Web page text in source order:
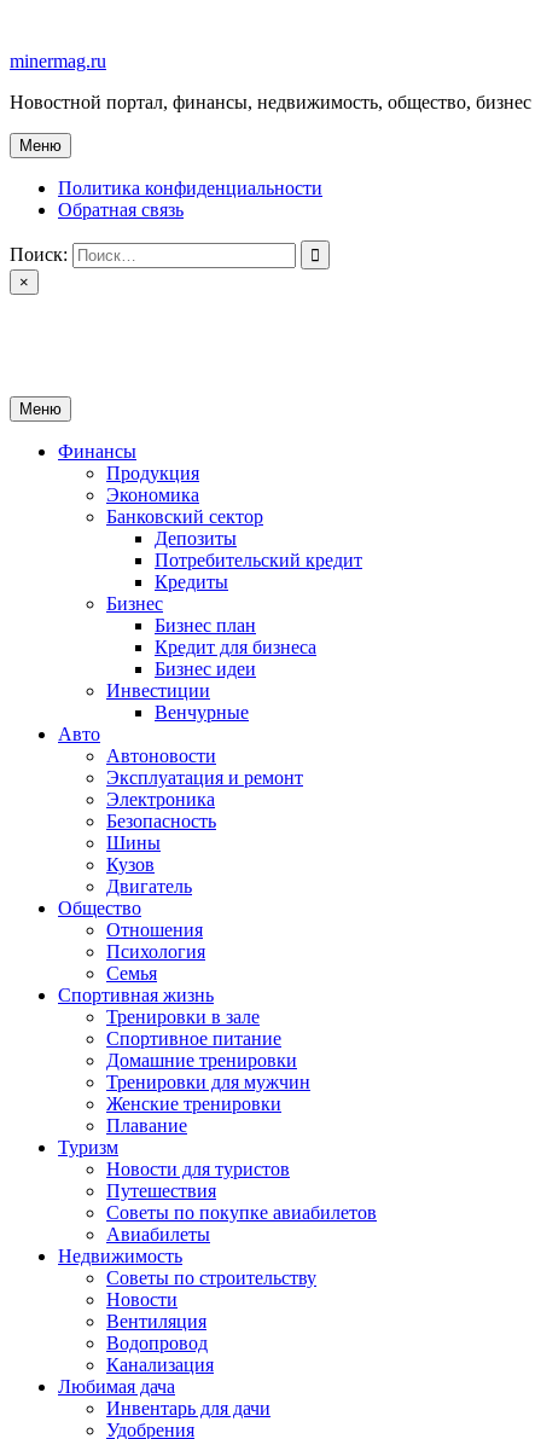
содержимому
minermag.ru
Новостной портал, финансы, недвижимость, общество, бизнес
Меню
Политика конфиденциальности
Обратная связь
Поиск:
×
Меню
Финансы
Продукция
Экономика
Банковский сектор
Депозиты
Потребительский кредит
Кредиты
Бизнес
Бизнес план
Кредит для бизнеса
Бизнес идеи
Инвестиции
Венчурные
Авто
Автоновости
Эксплуатация и ремонт
Электроника
Безопасность
Шины
Кузов
Двигатель
Общество
Отношения
Психология
Семья
Спортивная жизнь
Тренировки в зале
Спортивное питание
Домашние тренировки
Тренировки для мужчин
Женские тренировки
Плавание
Туризм
Новости для туристов
Путешествия
Советы по покупке авиабилетов
Авиабилеты
Недвижимость
Советы по строительству
Новости
Вентиляция
Водопровод
Канализация
Любимая дача
Инвентарь для дачи
Удобрения